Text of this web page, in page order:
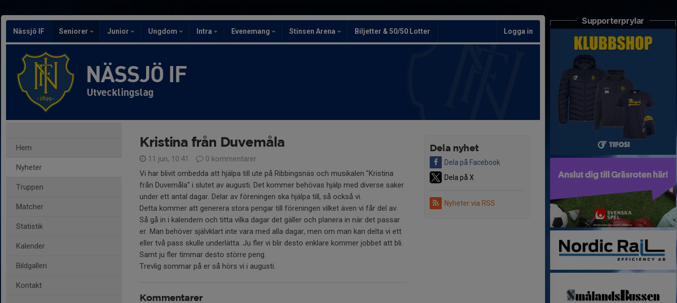
Nässjö IF Seniorer Junior Ungdom Intra Evenemang Stinsen Arena Biljetter & 50/50 Lotter Logga in
NÄSSJÖ IF
Utvecklingslag
Hem
Nyheter
Truppen
Matcher
Statistik
Kalender
Bildgalleri
Kontakt
Dela nyhet
Dela på Facebook
Dela på X
Nyheter via RSS
Kristina från Duvemåla
11 jun, 10:41
0 kommentarer
Vi har blivit ombedda att hjälpa till ute på Ribbingsnäs och musikalen "Kristina
från Duvemåla" i slutet av augusti. Det kommer behövas hjälp med diverse saker
under ett antal dagar. Delar av föreningen ska hjälpa till, så också vi.
Detta kommer att generera stora pengar till föreningen vilket även vi får del av.
Så gå in i kalendern och titta vilka dagar det gäller och planera in när det passar
er. Man behöver självklart inte vara med alla dagar, men om man kan delta vi ett
eller två pass skulle underlätta. Ju fler vi blir desto enklare kommer jobbet att bli.
Samt ju fler timmar desto större peng.
Trevlig sommar på er så hörs vi i augusti.
Kommentarer
Supporterprylar